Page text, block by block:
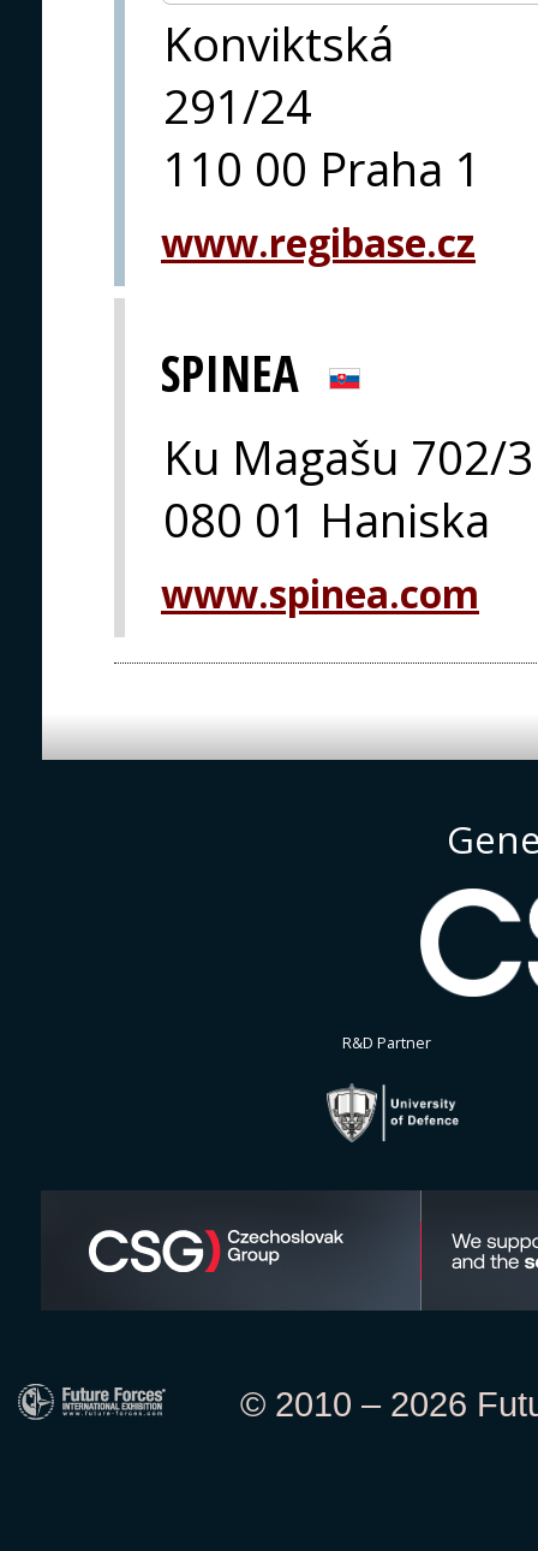
Konviktská
291/24
110 00 Praha 1
www.regibase.cz
SPINEA
Ku Magašu 702/3
080 01 Haniska
www.spinea.com
R&D Partner
© 2010 – 2026